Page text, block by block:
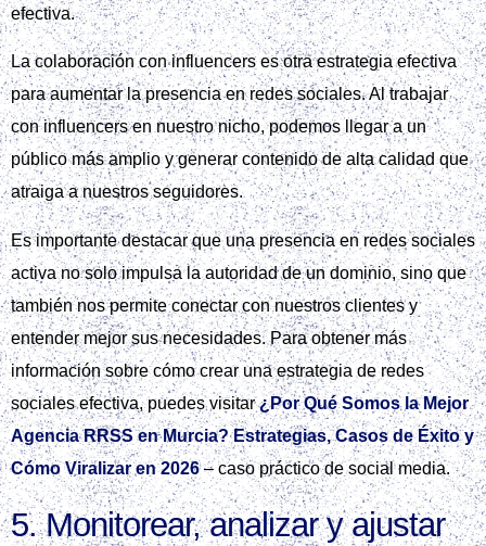
efectiva.
La colaboración con influencers es otra estrategia efectiva
para aumentar la presencia en redes sociales. Al trabajar
con influencers en nuestro nicho, podemos llegar a un
público más amplio y generar contenido de alta calidad que
atraiga a nuestros seguidores.
Es importante destacar que una presencia en redes sociales
activa no solo impulsa la autoridad de un dominio, sino que
también nos permite conectar con nuestros clientes y
entender mejor sus necesidades. Para obtener más
información sobre cómo crear una estrategia de redes
sociales efectiva, puedes visitar¿Por Qué Somos la Mejor
Agencia RRSS en Murcia? Estrategias, Casos de Éxito y
Cómo Viralizar en 2026– caso práctico de social media.
5. Monitorear, analizar y ajustar